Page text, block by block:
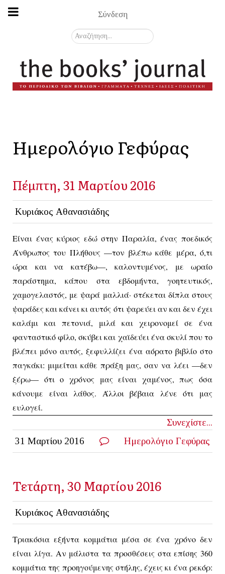
Σύνδεση
Αναζήτηση...
Ημερολόγιο Γεφύρας
Πέμπτη, 31 Μαρτίου 2016
Κυριάκος Αθανασιάδης
Είναι ένας κύριος εδώ στην Παραλία, ένας ποεδικός
Άνθρωπος του Πλήθους —τον βλέπω κάθε μέρα, ό,τι
ώρα και να κατέβω—, καλοντυμένος, με ωραίο
παράστημα, κάπου στα εβδομήντα, γοητευτικός,
χαμογελαστός, με ψαρά μαλλιά· στέκεται δίπλα στους
ψαράδες και κάνει κι αυτός ότι ψαρεύει αν και δεν έχει
καλάμι και πετονιά, μιλά και χειρονομεί σε ένα
φανταστικό φίλο, σκύβει και χαϊδεύει ένα σκυλί που το
βλέπει μόνο αυτός, ξεφυλλίζει ένα αόρατο βιβλίο στο
παγκάκι: μιμείται κάθε πράξη μας, σαν να λέει —δεν
ξέρω— ότι ο χρόνος μας είναι χαμένος, πως όσα
κάνουμε είναι λάθος. Άλλοι βέβαια λένε ότι μας
ευλογεί.
Συνεχίστε...
31 Μαρτίου 2016
Ημερολόγιο Γεφύρας
Τετάρτη, 30 Μαρτίου 2016
Κυριάκος Αθανασιάδης
Τριακόσια εξήντα κομμάτια μέσα σε ένα χρόνο δεν
είναι λίγα. Αν μάλιστα τα προσθέσεις στα επίσης 360
κομμάτια της προηγούμενης στήλης, έχεις κι ένα ρεκόρ: